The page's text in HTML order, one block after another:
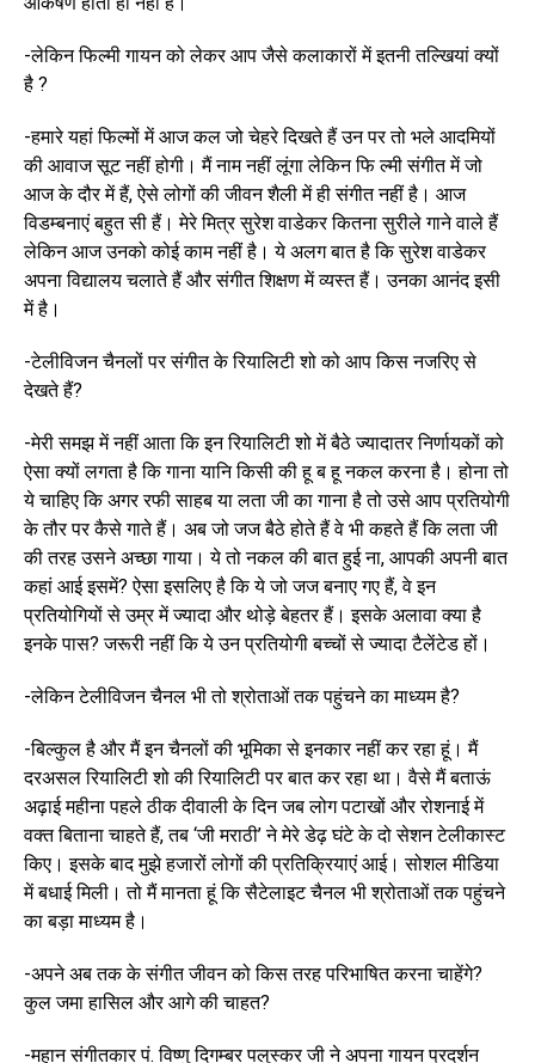
-लेकिन फिल्मी गायन को लेकर आप जैसे कलाकारों में इतनी तल्खियां क्यों
है ?
-हमारे यहां फिल्मों में आज कल जो चेहरे दिखते हैं उन पर तो भले आदमियों
की आवाज सूट नहीं होगी। मैं नाम नहीं लूंगा लेकिन फि ल्मी संगीत में जो
आज के दौर में हैं, ऐसे लोगों की जीवन शैली में ही संगीत नहीं है। आज
विडम्बनाएं बहुत सी हैं। मेरे मित्र सुरेश वाडेकर कितना सुरीले गाने वाले हैं
लेकिन आज उनको कोई काम नहीं है। ये अलग बात है कि सुरेश वाडेकर
अपना विद्यालय चलाते हैं और संगीत शिक्षण में व्यस्त हैं। उनका आनंद इसी
में है।
-टेलीविजन चैनलों पर संगीत के रियालिटी शो को आप किस नजरिए से
देखते हैं?
-मेरी समझ में नहीं आता कि इन रियालिटी शो में बैठे ज्यादातर निर्णायकों को
ऐसा क्यों लगता है कि गाना यानि किसी की हू ब हू नकल करना है। होना तो
ये चाहिए कि अगर रफी साहब या लता जी का गाना है तो उसे आप प्रतियोगी
के तौर पर कैसे गाते हैं। अब जो जज बैठे होते हैं वे भी कहते हैं कि लता जी
की तरह उसने अच्छा गाया। ये तो नकल की बात हुई ना, आपकी अपनी बात
कहां आई इसमें? ऐसा इसलिए है कि ये जो जज बनाए गए हैं, वे इन
प्रतियोगियों से उम्र में ज्यादा और थोड़े बेहतर हैं। इसके अलावा क्या है
इनके पास? जरूरी नहीं कि ये उन प्रतियोगी बच्चों से ज्यादा टैलेंटेड हों।
-लेकिन टेलीविजन चैनल भी तो श्रोताओं तक पहुंचने का माध्यम है?
-बिल्कुल है और मैं इन चैनलों की भूमिका से इनकार नहीं कर रहा हूं। मैं
दरअसल रियालिटी शो की रियालिटी पर बात कर रहा था। वैसे मैं बताऊं
अढ़ाई महीना पहले ठीक दीवाली के दिन जब लोग पटाखों और रोशनाई में
वक्त बिताना चाहते हैं, तब ‘जी मराठी’ ने मेरे डेढ़ घंटे के दो सेशन टेलीकास्ट
किए। इसके बाद मुझे हजारों लोगों की प्रतिक्रियाएं आई। सोशल मीडिया
में बधाई मिली। तो मैं मानता हूं कि सैटेलाइट चैनल भी श्रोताओं तक पहुंचने
का बड़ा माध्यम है।
-अपने अब तक के संगीत जीवन को किस तरह परिभाषित करना चाहेंगे?
कुल जमा हासिल और आगे की चाहत?
-महान संगीतकार पं. विष्णु दिगम्बर पलुस्कर जी ने अपना गायन प्रदर्शन